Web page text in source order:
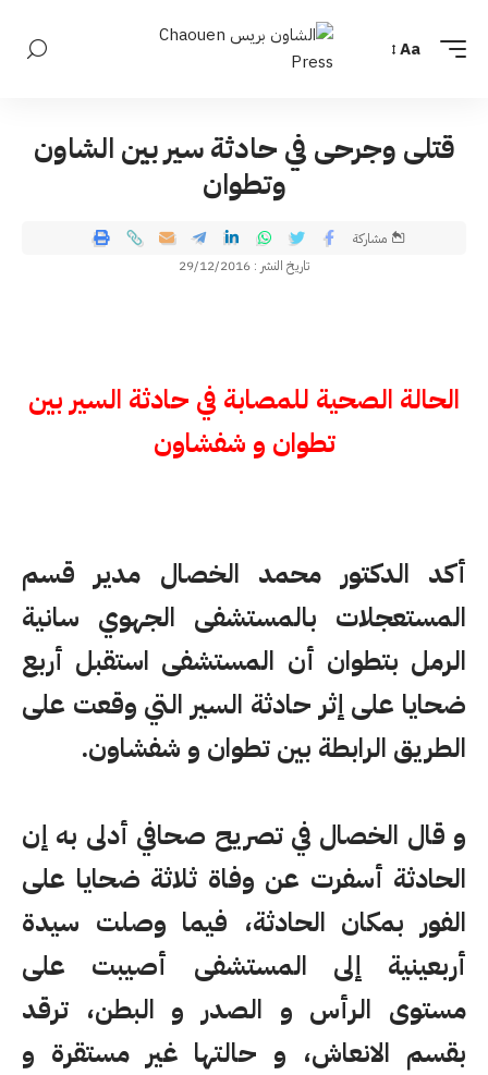
Aa
قتلى وجرحى في حادثة سير بين الشاون
وتطوان
تاريخ النشر : 29/12/2016
مشاركة
الحالة الصحية للمصابة في حادثة السير بين
تطوان و شفشاون
أكد الدكتور محمد الخصال مدير قسم
المستعجلات بالمستشفى الجهوي سانية
الرمل بتطوان أن المستشفى استقبل أربع
ضحايا على إثر حادثة السير التي وقعت على
الطريق الرابطة بين تطوان و شفشاون.
و قال الخصال في تصريح صحافي أدلى به إن
الحادثة أسفرت عن وفاة ثلاثة ضحايا على
الفور بمكان الحادثة، فيما وصلت سيدة
أربعينية إلى المستشفى أصيبت على
مستوى الرأس و الصدر و البطن، ترقد
بقسم الانعاش، و حالتها غير مستقرة و